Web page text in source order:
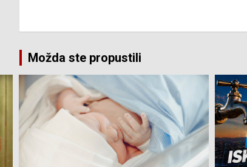
Možda ste propustili